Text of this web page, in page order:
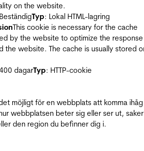
on the website.
Typ: Lokal HTML-lagring
This cookie is necessary for the cache
by the website to optimize the
the website. The cache is usually stored
dagarTyp: HTTP-cookie
möjligt för en webbplats att komma ihåg
webbplatsen beter sig eller ser ut,
den region du befinner dig i.